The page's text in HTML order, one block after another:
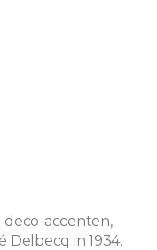
accenten,
in 1934.